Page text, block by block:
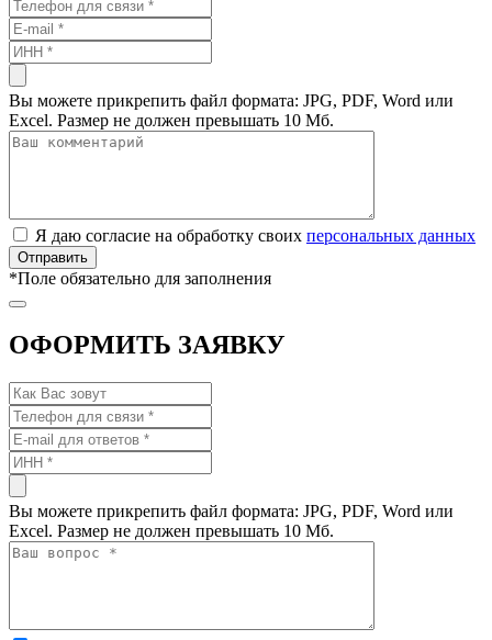
Вы можете прикрепить файл формата: JPG, PDF, Word или
Excel. Размер не должен превышать 10 Мб.
Я даю согласие на обработку своих персональных данных
*Поле обязательно для заполнения
ОФОРМИТЬ ЗАЯВКУ
Вы можете прикрепить файл формата: JPG, PDF, Word или
Excel. Размер не должен превышать 10 Мб.